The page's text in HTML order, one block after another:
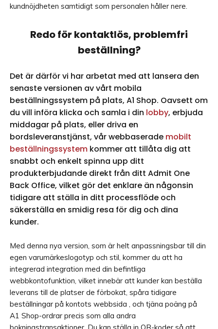
kundnöjdheten samtidigt som personalen håller nere.
Redo för kontaktlös, problemfri
beställning?
Det är därför vi har arbetat med att lansera den
senaste versionen av vårt mobila
beställningssystem på plats, A1 Shop. Oavsett om
du vill införa klicka och samla i din lobby, erbjuda
middagar på plats, eller driva en
bordsleveranstjänst, vår webbaserade mobilt
beställningssystem kommer att tillåta dig att
snabbt och enkelt spinna upp ditt
produkterbjudande direkt från ditt Admit One
Back Office, vilket gör det enklare än någonsin
tidigare att ställa in ditt processflöde och
säkerställa en smidig resa för dig och dina
kunder.
Med denna nya version, som är helt anpassningsbar till din
egen varumärkeslogotyp och stil, kommer du att ha
integrerad integration med din befintliga
webbkontofunktion, vilket innebär att kunder kan beställa
leverans till de platser de förbokat, spåra tidigare
beställningar på kontots webbsida , och tjäna poäng på
A1 Shop-ordrar precis som alla andra